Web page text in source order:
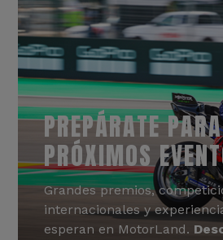
PREPÁRATE
PRÓXIMOS
Grandes premios,
internacionales y
esperan en MotorLand.